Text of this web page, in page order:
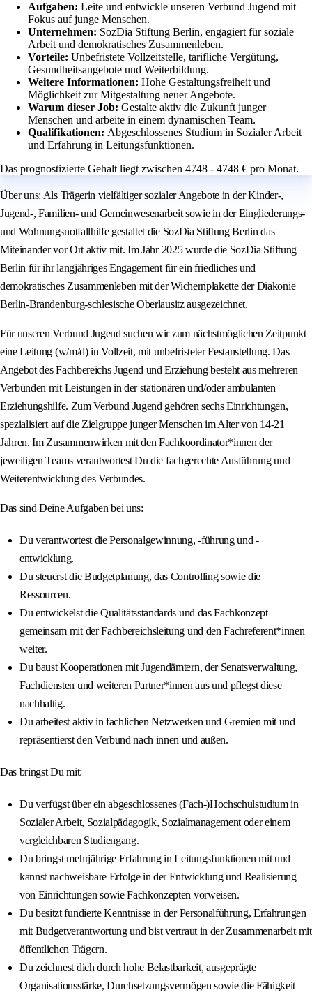
Aufgaben: Leite und entwickle unseren Verbund Jugend mit
Fokus auf junge Menschen.
Unternehmen: SozDia Stiftung Berlin, engagiert für soziale
Arbeit und demokratisches Zusammenleben.
Vorteile: Unbefristete Vollzeitstelle, tarifliche Vergütung,
Gesundheitsangebote und Weiterbildung.
Weitere Informationen: Hohe Gestaltungsfreiheit und
Möglichkeit zur Mitgestaltung neuer Angebote.
Warum dieser Job: Gestalte aktiv die Zukunft junger
Menschen und arbeite in einem dynamischen Team.
Qualifikationen: Abgeschlossenes Studium in Sozialer Arbeit
und Erfahrung in Leitungsfunktionen.
Das prognostizierte Gehalt liegt zwischen 4748 - 4748 € pro Monat.
Über uns: Als Trägerin vielfältiger sozialer Angebote in der Kinder-,
Jugend-, Familien- und Gemeinwesenarbeit sowie in der Eingliederungs-
und Wohnungsnotfallhilfe gestaltet die SozDia Stiftung Berlin das
Miteinander vor Ort aktiv mit. Im Jahr 2025 wurde die SozDia Stiftung
Berlin für ihr langjähriges Engagement für ein friedliches und
demokratisches Zusammenleben mit der Wichernplakette der Diakonie
Berlin-Brandenburg-schlesische Oberlausitz ausgezeichnet.
Für unseren Verbund Jugend suchen wir zum nächstmöglichen Zeitpunkt
eine Leitung (w/m/d) in Vollzeit, mit unbefristeter Festanstellung. Das
Angebot des Fachbereichs Jugend und Erziehung besteht aus mehreren
Verbünden mit Leistungen in der stationären und/oder ambulanten
Erziehungshilfe. Zum Verbund Jugend gehören sechs Einrichtungen,
spezialisiert auf die Zielgruppe junger Menschen im Alter von 14-21
Jahren. Im Zusammenwirken mit den Fachkoordinator*innen der
jeweiligen Teams verantwortest Du die fachgerechte Ausführung und
Weiterentwicklung des Verbundes.
Das sind Deine Aufgaben bei uns:
Du verantwortest die Personalgewinnung, -führung und -
entwicklung.
Du steuerst die Budgetplanung, das Controlling sowie die
Ressourcen.
Du entwickelst die Qualitätsstandards und das Fachkonzept
gemeinsam mit der Fachbereichsleitung und den Fachreferent*innen
weiter.
Du baust Kooperationen mit Jugendämtern, der Senatsverwaltung,
Fachdiensten und weiteren Partner*innen aus und pflegst diese
nachhaltig.
Du arbeitest aktiv in fachlichen Netzwerken und Gremien mit und
repräsentierst den Verbund nach innen und außen.
Das bringst Du mit:
Du verfügst über ein abgeschlossenes (Fach-)Hochschulstudium in
Sozialer Arbeit, Sozialpädagogik, Sozialmanagement oder einem
vergleichbaren Studiengang.
Du bringst mehrjährige Erfahrung in Leitungsfunktionen mit und
kannst nachweisbare Erfolge in der Entwicklung und Realisierung
von Einrichtungen sowie Fachkonzepten vorweisen.
Du besitzt fundierte Kenntnisse in der Personalführung, Erfahrungen
mit Budgetverantwortung und bist vertraut in der Zusammenarbeit mit
öffentlichen Trägern.
Du zeichnest dich durch hohe Belastbarkeit, ausgeprägte
Organisationsstärke, Durchsetzungsvermögen sowie die Fähigkeit